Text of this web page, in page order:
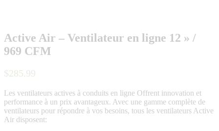
Active Air – Ventilateur en ligne 12 » /
969 CFM
$285.99
Les ventilateurs actives à conduits en ligne Offrent innovation et
performance à un prix avantageux. Avec une gamme complète de
ventilateurs pour répondre à vos besoins, tous les ventilateurs Active
Air disposent: